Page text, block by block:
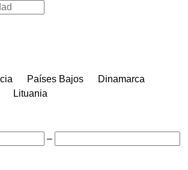
Países Bajos
Dinamarca
Lituania
–